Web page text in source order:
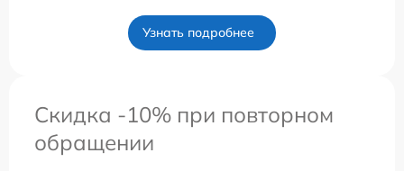
Узнать подробнее
Скидка -10% при повторном
обращении